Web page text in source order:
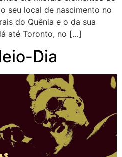
seu local de nascimento no
do Quênia e o da sua
até Toronto, no […]
Dia